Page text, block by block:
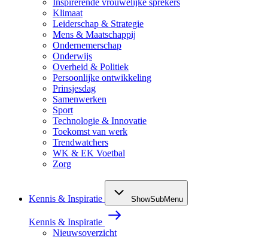
Inspirerende vrouwelijke sprekers
Klimaat
Leiderschap & Strategie
Mens & Maatschappij
Ondernemerschap
Onderwijs
Overheid & Politiek
Persoonlijke ontwikkeling
Prinsjesdag
Samenwerken
Sport
Technologie & Innovatie
Toekomst van werk
Trendwatchers
WK & EK Voetbal
Zorg
Kennis & Inspiratie ShowSubMenu
Kennis & Inspiratie
Nieuwsoverzicht